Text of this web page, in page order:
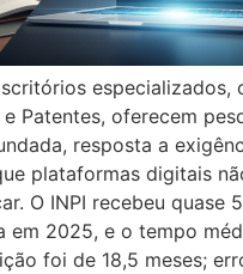
especializados,
Patentes, oferecem
resposta a
plataformas digitais
O INPI recebeu quase
em 2025, e o tempo
foi de 18,5 meses;